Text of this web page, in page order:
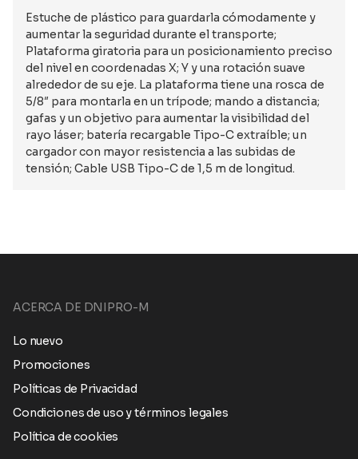
Estuche de plástico para guardarla cómodamente y
aumentar la seguridad durante el transporte;
Plataforma giratoria para un posicionamiento preciso
del nivel en coordenadas X; Y y una rotación suave
alrededor de su eje. La plataforma tiene una rosca de
5/8″ para montarla en un trípode; mando a distancia;
gafas y un objetivo para aumentar la visibilidad del
rayo láser; batería recargable Tipo-C extraíble; un
cargador con mayor resistencia a las subidas de
tensión; Cable USB Tipo-C de 1,5 m de longitud.
ACERCA DE DNIPRO-M
Lo nuevo
Promociones
Políticas de Privacidad
Condiciones de uso y términos legales
Política de cookies